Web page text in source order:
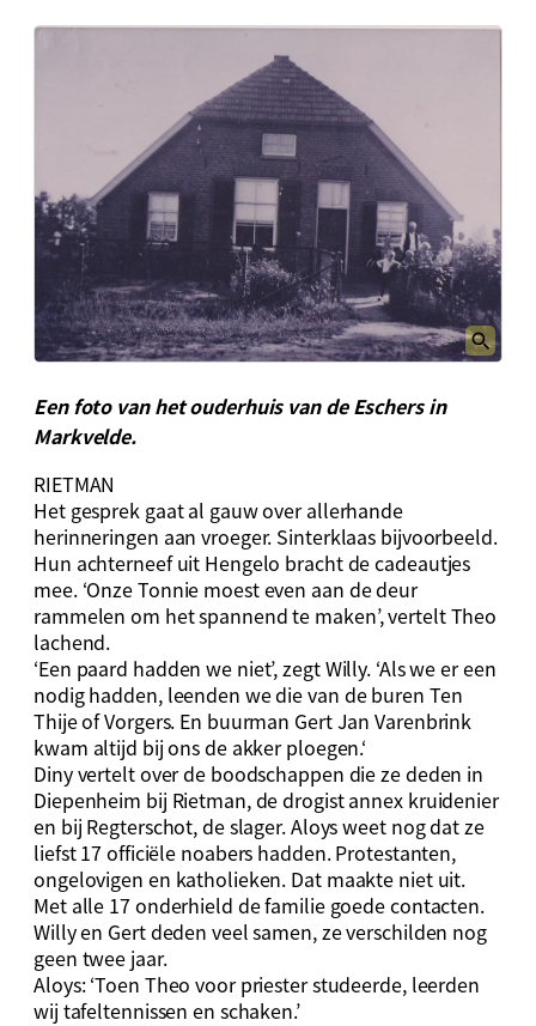
Een foto van het ouderhuis van de Eschers in
Markvelde.
RIETMAN
Het gesprek gaat al gauw over allerhande
herinneringen aan vroeger. Sinterklaas bijvoorbeeld.
Hun achterneef uit Hengelo bracht de cadeautjes
mee. ‘Onze Tonnie moest even aan de deur
rammelen om het spannend te maken’, vertelt Theo
lachend.
‘Een paard hadden we niet’, zegt Willy. ‘Als we er een
nodig hadden, leenden we die van de buren Ten
Thije of Vorgers. En buurman Gert Jan Varenbrink
kwam altijd bij ons de akker ploegen.‘
Diny vertelt over de boodschappen die ze deden in
Diepenheim bij Rietman, de drogist annex kruidenier
en bij Regterschot, de slager. Aloys weet nog dat ze
liefst 17 officiële noabers hadden. Protestanten,
ongelovigen en katholieken. Dat maakte niet uit.
Met alle 17 onderhield de familie goede contacten.
Willy en Gert deden veel samen, ze verschilden nog
geen twee jaar.
Aloys: ‘Toen Theo voor priester studeerde, leerden
wij tafeltennissen en schaken.’